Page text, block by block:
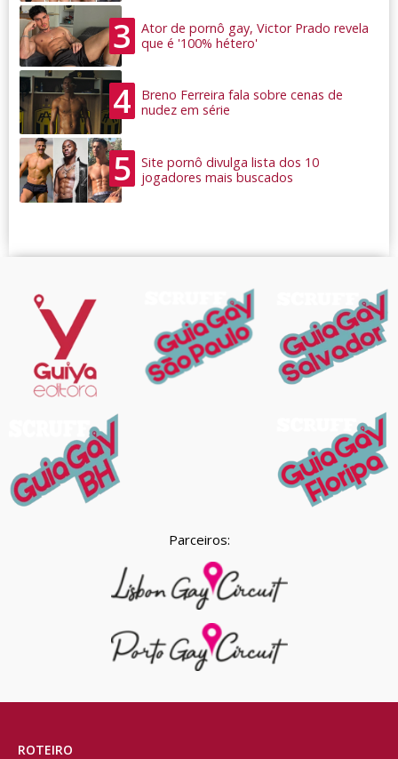
3
Ator de pornô gay, Victor Prado revela
que é '100% hétero'
4
Breno Ferreira fala sobre cenas de
nudez em série
5
Site pornô divulga lista dos 10
jogadores mais buscados
Parceiros:
ROTEIRO